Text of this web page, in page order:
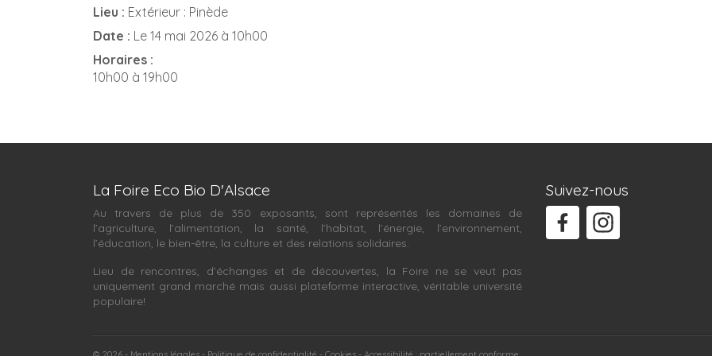
Lieu : Extérieur : Pinède
Date : Le 14 mai 2026 à 10h00
Horaires :
10h00 à 19h00
La Foire Eco Bio D'Alsace
Au travers de plus de 350 exposants, sont représentés les domaines de
l’agriculture, l’alimentation, la santé, l’habitat, l’énergie, l’environnement,
l’éducation, le bien-être, la culture et des relations solidaires.
Lieu de rencontres, d’échanges et de découvertes, la Foire ne se veut pas
uniquement grand marché mais aussi plateforme interactive, véritable université
populaire!
Suivez-nous